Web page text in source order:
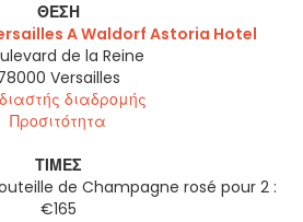
ΘΈΣΗ
A Waldorf Astoria Hotel
de la Reine
Versailles
διαδρομής
Προσιτότητα
ΤΙΜΈΣ
de Champagne rosé pour 2 :
€165